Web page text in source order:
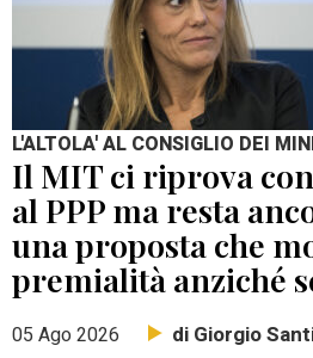
L'ALTOLA' AL CONSIGLIO DEI
Il MIT ci riprova
al PPP ma resta
una proposta che
premialità anziché
05 Ago 2026 di Giorgio